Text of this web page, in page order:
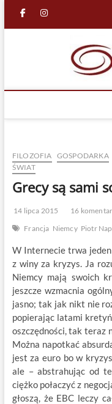
facebook
in
FILOZOFIA GOSPODARKA
ŚWIAT
Grecy są sami
14 lipca 2015
16
Francja Niemcy Piotr
W Internecie trwa
z winy za kryzys. Ja
Niemcy mają swoich
jeszcze wzmacnia
jasno; tak jak nikt nie
popierając latami
oszczędności, tak teraz
Można napotkać
jest za euro bo w
ale – abstrahując od
ciężko połaczyć z
głoszą, że EBC leczy